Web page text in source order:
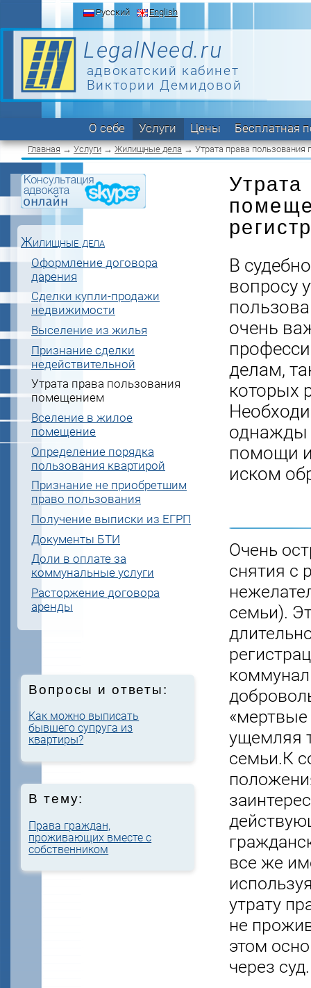
LegalNeed.ru
адвокатский кабинет
Виктории Демидовой
Русский English
О себе Услуги Цены Бесплатная
Главная→Услуги→Жилищные дела→ Утрата права пользования
Жилищные дела
Оформление договора
дарения
Сделки купли-продажи
недвижимости
Выселение из жилья
Признание сделки
недействительной
Утрата права пользования
помещением
Вселение в жилое
помещение
Определение порядка
пользования квартирой
Признание не приобретшим
право пользования
Получение выписки из ЕГРП
Документы БТИ
Доли в оплате за
коммунальные услуги
Расторжение договора
аренды
Вопросы и ответы:
Как можно выписать
бывшего супруга из
квартиры?
В тему:
Права граждан,
проживающих вместе с
собственником
В
вопросу
очень
делам,
которых
однажды
помощи
иском
Очень
снятия с
семьи).
ущемляя
семьи.К
все же
утрату
не
этом
через суд.